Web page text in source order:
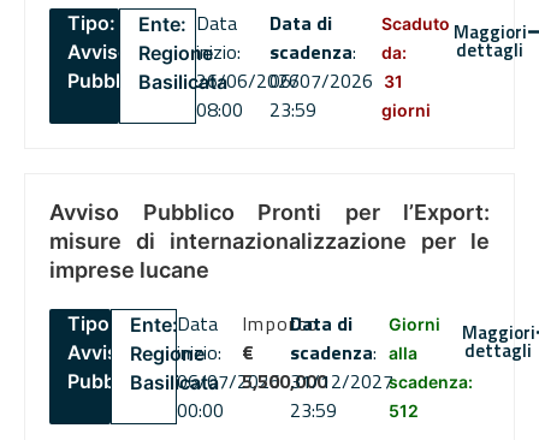
Tipo:
Avviso
Pubblico
Ente:
Regione
Basilicata
Data
inizio:
26/06/2026
08:00
Data di
scadenza:
06/07/2026
23:59
Scaduto
da:
31
giorni
Maggiori
dettagli
Avviso Pubblico Pronti per l’Export:
misure di internazionalizzazione per le
imprese lucane
Tipo:
Avviso
Pubblico
Ente:
Regione
Basilicata
Data
inizio:
06/07/2026
00:00
Importo
€
5,500,000
Data di
scadenza:
31/12/2027
23:59
Giorni
alla
scadenza:
512
Maggiori
dettagli